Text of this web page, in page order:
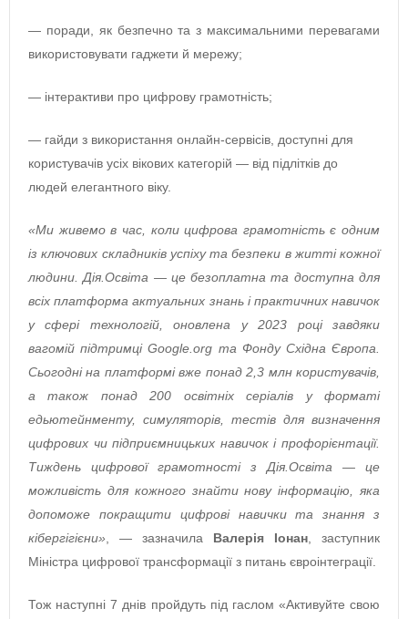
— поради, як безпечно та з максимальними перевагами
використовувати гаджети й мережу;
— інтерактиви про цифрову грамотність;
— гайди з використання онлайн-сервісів, доступні для
користувачів усіх вікових категорій — від підлітків до
людей елегантного віку.
«Ми живемо в час, коли цифрова грамотність є одним
із ключових складників успіху та безпеки в житті кожної
людини. Дія.Освіта — це безоплатна та доступна для
всіх платформа актуальних знань і практичних навичок
у сфері технологій, оновлена у 2023 році завдяки
вагомій підтримці Google.org та Фонду Східна Європа.
Сьогодні на платформі вже понад 2,3 млн користувачів,
а також понад 200 освітніх серіалів у форматі
едьютейнменту, симуляторів, тестів для визначення
цифрових чи підприємницьких навичок і профорієнтації.
Тиждень цифрової грамотності з Дія.Освіта — це
можливість для кожного знайти нову інформацію, яка
допоможе покращити цифрові навички та знання з
кібергігієни» , — зазначила Валерія Іонан , заступник
Міністра цифрової трансформації з питань євроінтеграції.
Тож наступні 7 днів пройдуть під гаслом «Активуйте свою